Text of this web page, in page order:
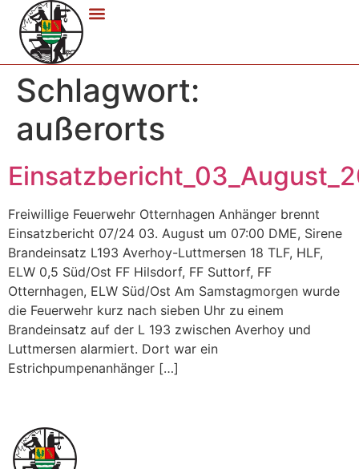
Schlagwort:
außerorts
Freiwillige Feuerwehr Otternhagen Anhänger brennt
Einsatzbericht 07/24 03. August um 07:00 DME, Sirene
Brandeinsatz L193 Averhoy-Luttmersen 18 TLF, HLF,
ELW 0,5 Süd/Ost FF Hilsdorf, FF Suttorf, FF
Otternhagen, ELW Süd/Ost Am Samstagmorgen wurde
die Feuerwehr kurz nach sieben Uhr zu einem
Brandeinsatz auf der L 193 zwischen Averhoy und
Luttmersen alarmiert. Dort war ein
Estrichpumpenanhänger […]